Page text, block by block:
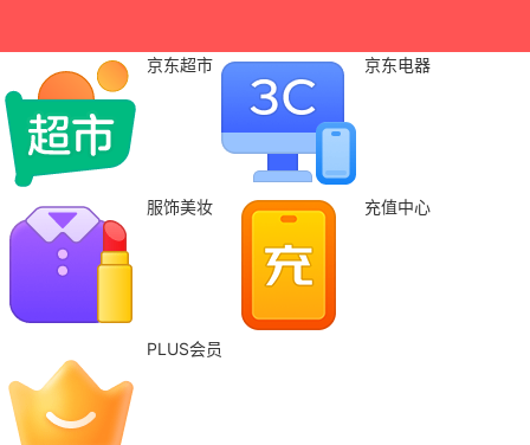
京东超市 京东电器
服饰美妆 充值中心
PLUS会员